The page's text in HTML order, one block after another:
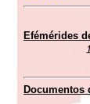
Efémérides
Documentos